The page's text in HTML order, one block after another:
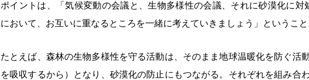
ポイントは、「気候変動の会議と、生物多様性の会議、それに砂漠化に対
において、お互いに重なるところを一緒に考えていきましょう」というこ
たとえば、森林の生物多様性を守る活動は、そのまま地球温暖化を防ぐ活
を吸収するから）となり、砂漠化の防止にもつながる。それぞれを組み合